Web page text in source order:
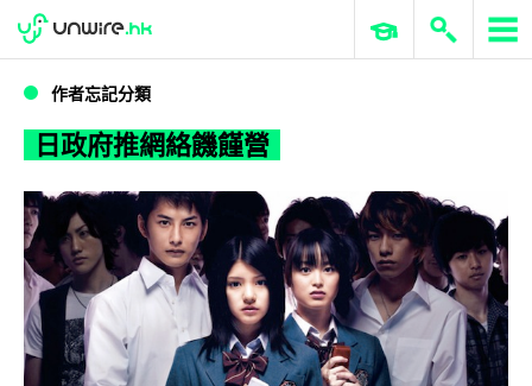
日政府推網絡饑饉營
WWDC 2026 ERP 與商業 AI
作者忘記分類
日政府推網絡饑饉營